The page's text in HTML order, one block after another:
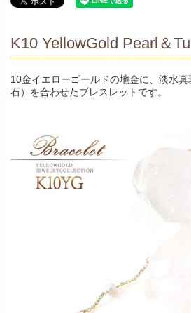
K10 YellowGold Pearl＆
10金イエローゴールドの地金に、淡水
石）を合わせたブレスレットです。